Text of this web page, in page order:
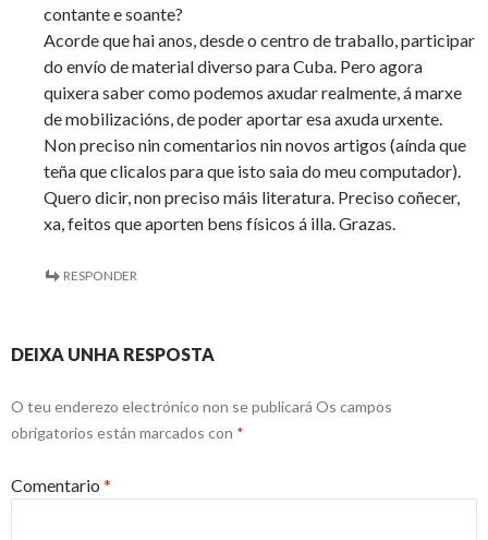
contante e soante?
Acorde que hai anos, desde o centro de traballo, participar
do envío de material diverso para Cuba. Pero agora
quixera saber como podemos axudar realmente, á marxe
de mobilizacións, de poder aportar esa axuda urxente.
Non preciso nin comentarios nin novos artigos (aínda que
teña que clicalos para que isto saia do meu computador).
Quero dicir, non preciso máis literatura. Preciso coñecer,
xa, feitos que aporten bens físicos á illa. Grazas.
RESPONDER
DEIXA UNHA RESPOSTA
O teu enderezo electrónico non se publicará Os campos
obrigatorios están marcados con *
Comentario *